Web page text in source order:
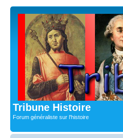
Tribune Histoire
Forum généraliste sur l'histoire